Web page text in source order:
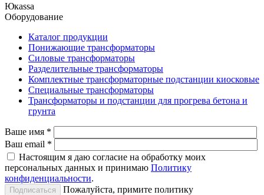
Юкаssа
Оборудование
Каталог продукции
Понижающие трансформаторы
Силовые трансформаторы
Разделительные трансформаторы
Комплектные трансформаторные подстанции киосковые
Специальные трансформаторы
Трансформаторы и подстанции для прогрева бетона и
грунта
Ваше имя *
Ваш email *
Настоящим я даю согласие на обработку моих
персональных данных и принимаю Политику
конфиденциальности.
Пожалуйста, примите политику